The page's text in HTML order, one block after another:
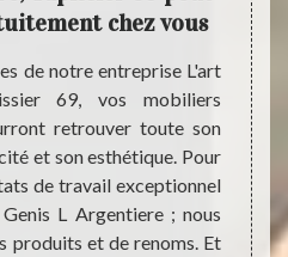
chez vous
de notre entreprise L'art
69, vos mobiliers
retrouver toute son
et son esthétique. Pour
de travail exceptionnel
L Argentiere ; nous
produits et de renoms. Et
de
à